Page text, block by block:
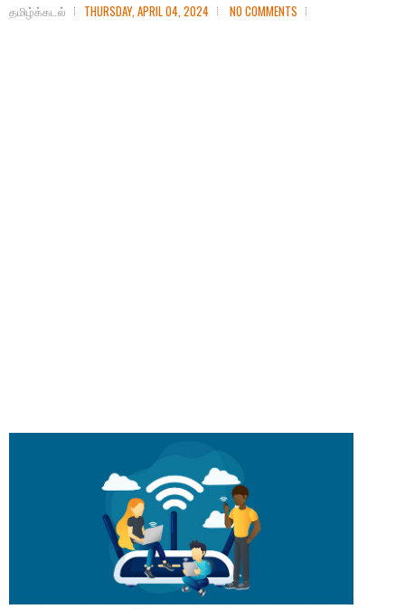
தமிழ்க்கடல் THURSDAY, APRIL 04, 2024 NO COMMENTS